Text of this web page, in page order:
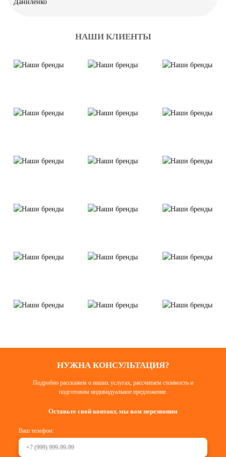
НАШИ КЛИЕНТЫ
НУЖНА КОНСУЛЬТАЦИЯ?
Подробно расскажем о наших услугах, рассчитаем стоимость и
подготовим индивидуальное предложение.
Оставьте свой контакт, мы вам перезвоним
Ваш телефон: